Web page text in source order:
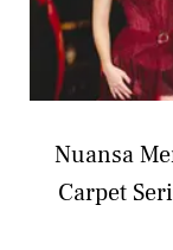
Nuansa
Carpet